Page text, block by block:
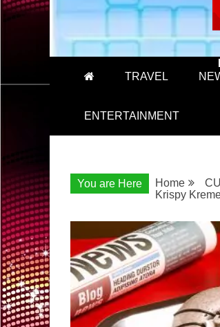
TRAVEL
ENTERTAINMENT
You are Here Home
Krispy